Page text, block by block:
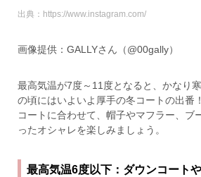
出典：https://www.instagram.com/
画像提供：GALLYさん（@00gally）
最高気温が7度～11度となると、かなり
の頃にはいよいよ厚手の冬コートの出番！
コートに合わせて、帽子やマフラー、ブ
ったオシャレを楽しみましょう。
最高気温6度以下：ダウンコート